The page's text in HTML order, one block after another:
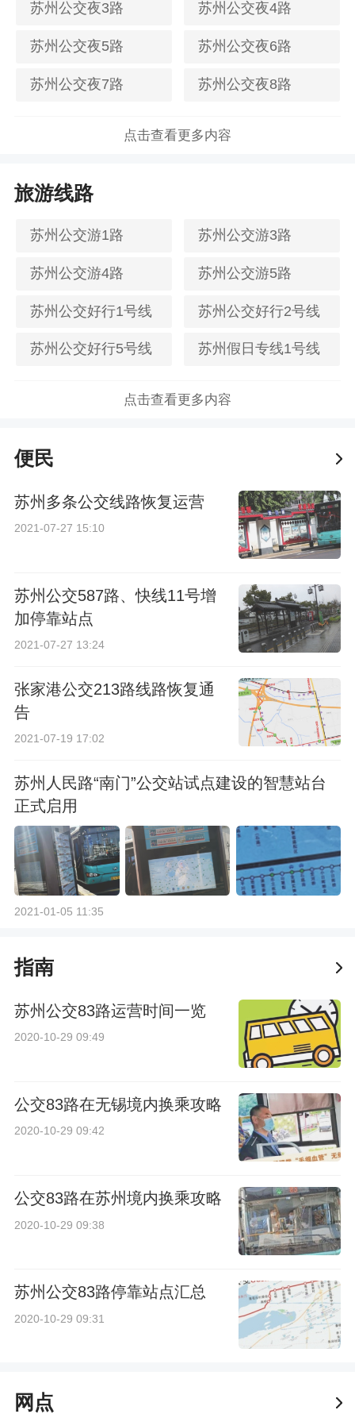
苏州公交夜3路 苏州公交夜4路
苏州公交夜5路 苏州公交夜6路
苏州公交夜7路 苏州公交夜8路
点击查看更多内容
旅游线路
苏州公交游1路 苏州公交游3路
苏州公交游4路 苏州公交游5路
苏州公交好行1号线 苏州公交好行2号线
苏州公交好行5号线 苏州假日专线1号线
点击查看更多内容
便民
苏州多条公交线路恢复运营
2021-07-27 15:10
苏州公交587路、快线11号增
加停靠站点
2021-07-27 13:24
张家港公交213路线路恢复通
告
2021-07-19 17:02
苏州人民路“南门”公交站试点建设的智慧站台
正式启用
2021-01-05 11:35
指南
苏州公交83路运营时间一览
2020-10-29 09:49
公交83路在无锡境内换乘攻略
2020-10-29 09:42
公交83路在苏州境内换乘攻略
2020-10-29 09:38
苏州公交83路停靠站点汇总
2020-10-29 09:31
网点